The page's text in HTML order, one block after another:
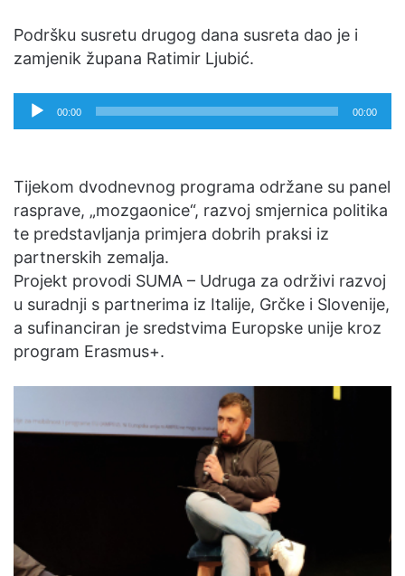
Podršku susretu drugog dana susreta dao je i
zamjenik župana Ratimir Ljubić.
Reproduktor
audiozapisa
00:00 00:00
Tijekom dvodnevnog programa održane su panel
rasprave, „mozgaonice“, razvoj smjernica politika
te predstavljanja primjera dobrih praksi iz
partnerskih zemalja.
Projekt provodi SUMA – Udruga za održivi razvoj
u suradnji s partnerima iz Italije, Grčke i Slovenije,
a sufinanciran je sredstvima Europske unije kroz
program Erasmus+.